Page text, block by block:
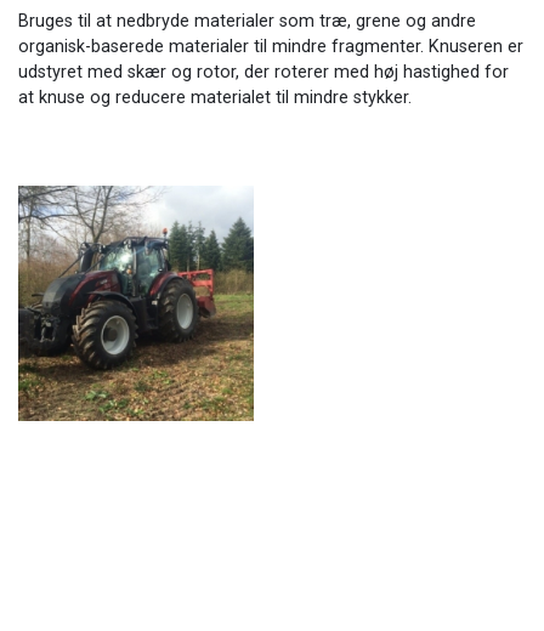
Bruges til at nedbryde materialer som træ, grene og andre
organisk-baserede materialer til mindre fragmenter. Knuseren er
udstyret med skær og rotor, der roterer med høj hastighed for
at knuse og reducere materialet til mindre stykker.